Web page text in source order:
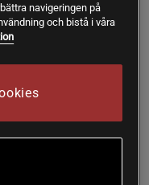
ångerrätt
Run Bra Padded är
navigeringen på
och bistå i våra